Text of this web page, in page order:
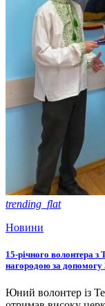
trending_flat
Новини
15-річного волонтера
нагородою за
Юний волонтер із